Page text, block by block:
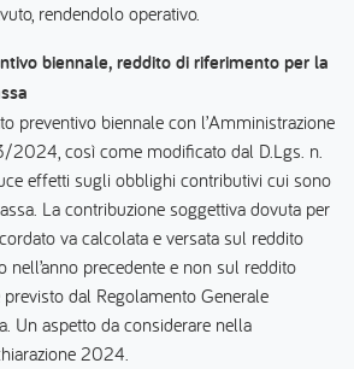
rendendolo operativo.
biennale, reddito di riferimento per la
preventivo biennale con l’Amministrazione
2024, così come modificato dal D.Lgs. n.
effetti sugli obblighi contributivi cui sono
La contribuzione soggettiva dovuta per
va calcolata e versata sul reddito
precedente e non sul reddito
dal Regolamento Generale
Un aspetto da considerare nella
2024.